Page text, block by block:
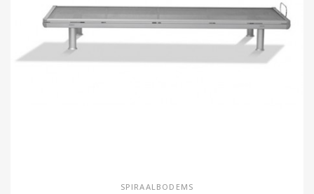
SPIRAALBODEMS